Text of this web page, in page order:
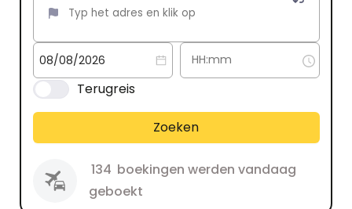
Terugreis
Zoeken
134 boekingen werden vandaag
geboekt